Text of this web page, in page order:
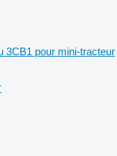
3CB1 pour mini-tracteur